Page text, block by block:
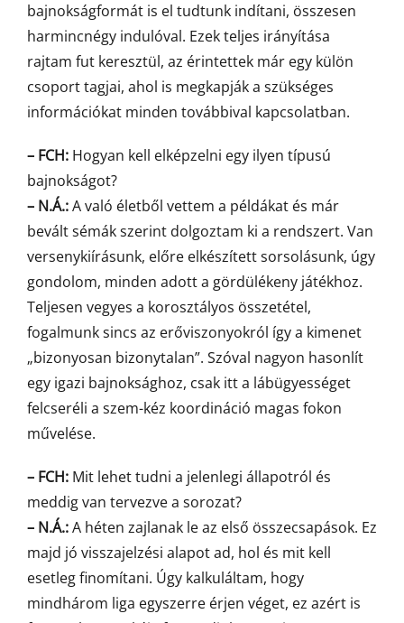
bajnokságformát is el tudtunk indítani, összesen
harmincnégy indulóval. Ezek teljes irányítása
rajtam fut keresztül, az érintettek már egy külön
csoport tagjai, ahol is megkapják a szükséges
információkat minden továbbival kapcsolatban.
– FCH: Hogyan kell elképzelni egy ilyen típusú
bajnokságot?
– N.Á.:A való életből vettem a példákat és már
bevált sémák szerint dolgoztam ki a rendszert. Van
versenykiírásunk, előre elkészített sorsolásunk, úgy
gondolom, minden adott a gördülékeny játékhoz.
Teljesen vegyes a korosztályos összetétel,
fogalmunk sincs az erőviszonyokról így a kimenet
„bizonyosan bizonytalan”. Szóval nagyon hasonlít
egy igazi bajnoksághoz, csak itt a lábügyességet
felcseréli a szem-kéz koordináció magas fokon
művelése.
– FCH: Mit lehet tudni a jelenlegi állapotról és
meddig van tervezve a sorozat?
– N.Á.:A héten zajlanak le az első összecsapások. Ez
majd jó visszajelzési alapot ad, hol és mit kell
esetleg finomítani. Úgy kalkuláltam, hogy
mindhárom liga egyszerre érjen véget, ez azért is